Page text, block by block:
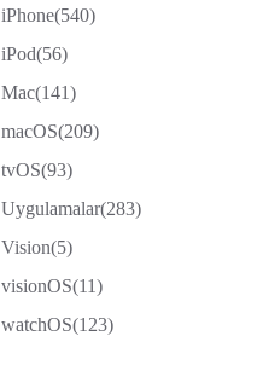
iPhone(540)
iPod(56)
Mac(141)
macOS(209)
tvOS(93)
Uygulamalar(283)
Vision(5)
visionOS(11)
watchOS(123)